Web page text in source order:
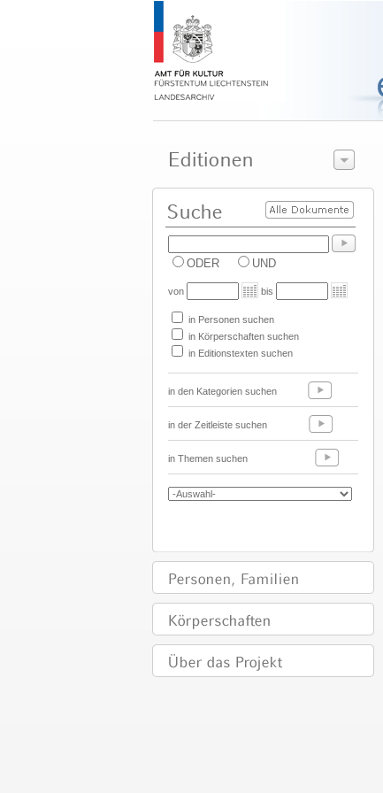
ODER UND
von bis
in Personen suchen
in Körperschaften suchen
in Editionstexten suchen
in den Kategorien suchen
in der Zeitleiste suchen
in Themen suchen